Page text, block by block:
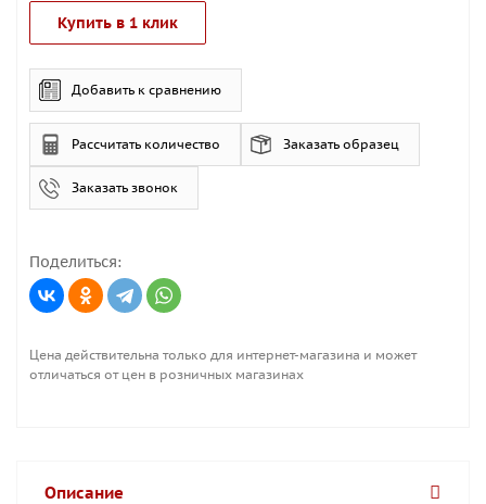
Купить в 1 клик
Добавить к сравнению
Рассчитать количество Заказать образец
Заказать звонок
Поделиться:
Цена действительна только для интернет-магазина и может
отличаться от цен в розничных магазинах
Описание